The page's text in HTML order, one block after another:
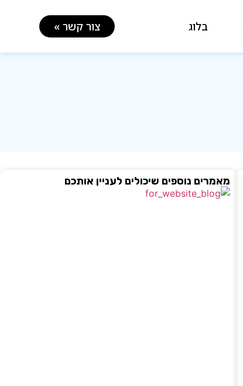
בלוג צור קשר »
מאמרים נוספים שיכולים לעניין אותכם